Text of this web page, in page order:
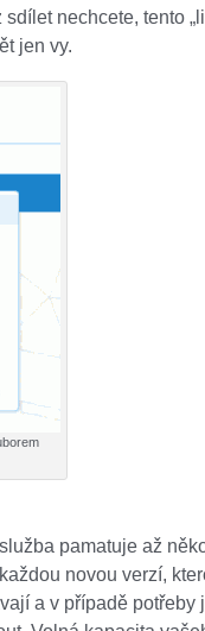
nechcete, tento
jen vy.
pamatuje až
novou verzí,
a v případě potřeby